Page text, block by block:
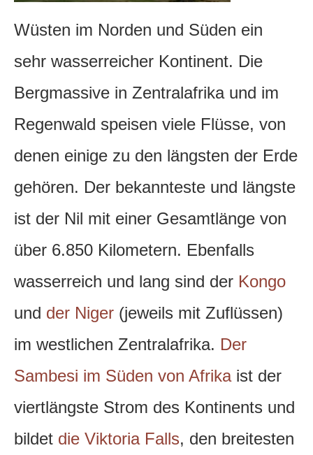
Wüsten im Norden und Süden ein
sehr wasserreicher Kontinent. Die
Bergmassive in Zentralafrika und im
Regenwald speisen viele Flüsse, von
denen einige zu den längsten der Erde
gehören. Der bekannteste und längste
ist der Nil mit einer Gesamtlänge von
über 6.850 Kilometern. Ebenfalls
wasserreich und lang sind der Kongo
und der Niger (jeweils mit Zuflüssen)
im westlichen Zentralafrika. Der
Sambesi im Süden von Afrikaist der
viertlängste Strom des Kontinents und
bildet die Viktoria Falls, den breitesten